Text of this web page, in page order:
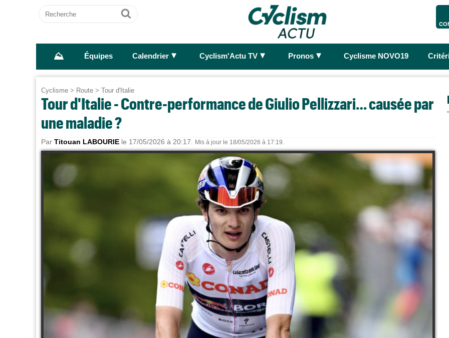
Recherche
Ok
⛰ Équipes Calendrier ► Cyclism'Actu TV ► Pronos ► Cyclisme NOVO19
Cyclisme > Route > Tour d'Italie
Tour d'Italie - Contre-performance de Giulio Pellizzari… causée par
une maladie ?
Par Titouan LABOURIE le 17/05/2026 à 20:17. Mis à jour le 18/05/2026 à 17:19.